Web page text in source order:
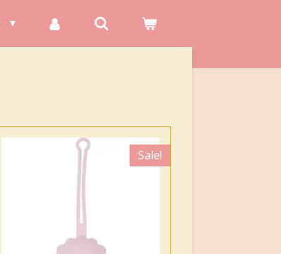
Sale!